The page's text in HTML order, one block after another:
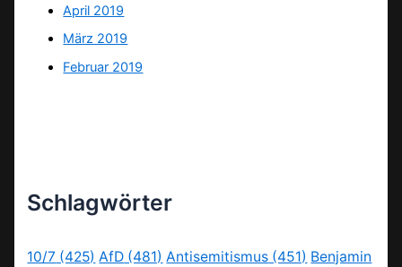
April 2019
März 2019
Februar 2019
Schlagwörter
10/7 (425) AfD (481) Antisemitismus (451) Benjamin